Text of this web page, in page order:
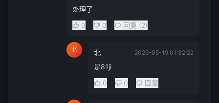
处理了
0
0 回复 (2)
北 北 2026-05-19 01:32:22
是81ji
0
0 回复